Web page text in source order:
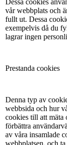
Dessa cookies
vår webbplats och
fullt ut. Dessa
exempelvis då du
lagrar ingen
Prestanda cookies
Denna typ av
webbsida och hur
cookies till att mäta
förbättra
av våra insamlade
webbplatsen, och